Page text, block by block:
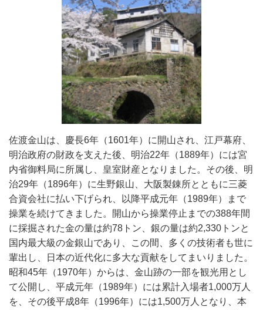
佐渡金山は、慶長6年（1601年）に開山され、江戸幕府、
明治政府の財政を支えた後、明治22年（1889年）には宮
内省御料局に所属し、皇室財産となりました。その後、明
治29年（1896年）に生野銀山、大阪製錬所とともに三菱
合資会社に払い下げられ、以降平成元年（1989年）まで
操業を続けてきました。開山から操業停止までの388年間
に採掘された金の量は約78トン、銀の量は約2,330トンと
国内最大級の金銀山であり、この間、多くの技術者も世に
輩出し、日本の近代化に多大な貢献をしてまいりました。
昭和45年（1970年）からは、金山跡の一部を観光用とし
て公開し、平成元年（1989年）には累計入場者1,000万人
を、その後平成8年（1996年）には1,500万人となり、本